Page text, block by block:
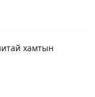
хамтын